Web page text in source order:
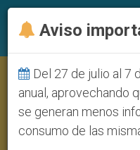
Iglesias
cisma, a una
más fraterna
Aviso
Del 27 de julio al 7
anual, aprovechando
se generan menos
consumo de las